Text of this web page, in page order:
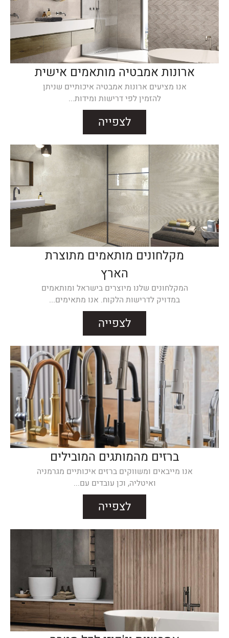
ארונות אמבטיה מותאמים אישית
אנו מציעים ארונות אמבטיה איכותיים שניתן
להזמין לפי דרישות ומידות...
לצפייה
מקלחונים מותאמים מתוצרת
הארץ
המקלחונים שלנו מיוצרים בישראל ומותאמים
במדויק לדרישות הלקוח. אנו מתאימים...
לצפייה
ברזים מהמותגים המובילים
אנו מייבאים ומשווקים ברזים איכותיים מגרמניה
ואיטליה, וכן עובדים עם...
לצפייה